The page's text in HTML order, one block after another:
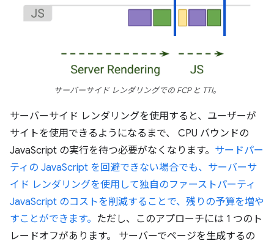
サーバーサイド レンダリングでの FCP と TTI。
サーバーサイド レンダリングを使用すると、ユーザーが
サイトを使用できるようになるまで、 CPU バウンドの
JavaScript の実行を待つ必要がなくなります。 サードパー
ティの JavaScript を回避できない場合でも、サーバーサ
イド レンダリングを使用して独自のファーストパーティ
JavaScript のコストを削減することで、残りの予算を増や
すことができます。 ただし、このアプローチには 1 つのト
レードオフがあります。 サーバーでページを生成するの